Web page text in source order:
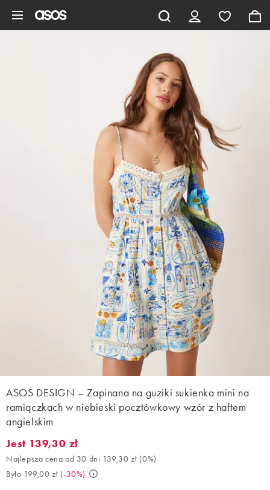
ASOS DESIGN – Zapinana na guziki sukienka mini na
ramiączkach w niebieski pocztówkowy wzór z haftem
angielskim
Jest 139,30 zł. Najlepsza cena od 30 dni 139,30 zł (0%). Było
Jest 139,30 zł
Najlepsza cena od 30 dni 139,30 zł (0%)
Było 199,00 zł (-30%)